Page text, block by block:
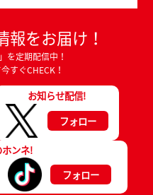
報をお届け！
を定期配信中！
すぐCHECK！
お知らせ配信!
フォロー
ンネ!
フォロー